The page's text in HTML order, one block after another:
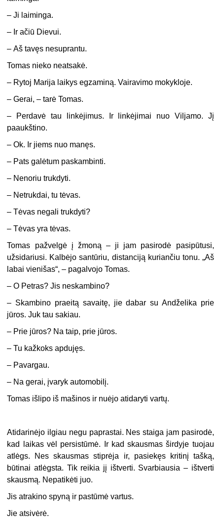
–Ji laiminga.
– Ir ačiū Dievui.
–Aš tavęs nesuprantu.
Tomas nieko neatsakė.
– Rytoj Marija laikys egzaminą. Vairavimo mokykloje.
–Gerai, – tarė Tomas.
–
Perdavė tau linkėjimus. Ir linkėjimai nuo Viljamo. Jį
paaukštino.
–Ok. Ir jiems nuo manęs.
– Pats galėtum paskambinti.
– Nenoriu trukdyti.
– Netrukdai, tu tėvas.
–Tėvas negali trukdyti?
–Tėvas yra tėvas.
Tomas pažvelgė į žmoną – ji jam pasirodė pasipūtusi,
užsidariusi. Kalbėjo santūriu, distanciją kuriančiu tonu. „Aš
labai vienišas“, – pagalvojo Tomas.
–O Petras? Jis neskambino?
– Skambino praeitą savaitę, jie dabar su Andželika prie
jūros. Juk tau sakiau.
– Prie jūros? Na taip, prie jūros.
–Tu kažkoks apdujęs.
– Pavargau.
– Na gerai, įvaryk automobilį.
Tomas išlipo iš mašinos ir nuėjo atidaryti vartų.
Atidarinėjo ilgiau negu paprastai. Nes staiga jam pasirodė,
kad laikas vėl persistūmė. Ir kad skausmas širdyje tuojau
atlėgs. Nes skausmas stiprėja ir, pasiekęs kritinį tašką,
būtinai atlėgsta. Tik reikia jį ištverti. Svarbiausia – ištverti
skausmą. Nepatikėti juo.
Jis atrakino spyną ir pastūmė vartus.
Jie atsivėrė.